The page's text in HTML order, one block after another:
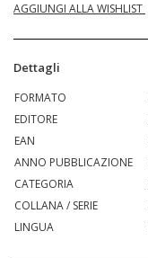
AGGIUNGI ALLA WISHLIST
Dettagli
FORMATO
EDITORE
EAN
ANNO PUBBLICAZIONE
CATEGORIA
COLLANA / SERIE
LINGUA